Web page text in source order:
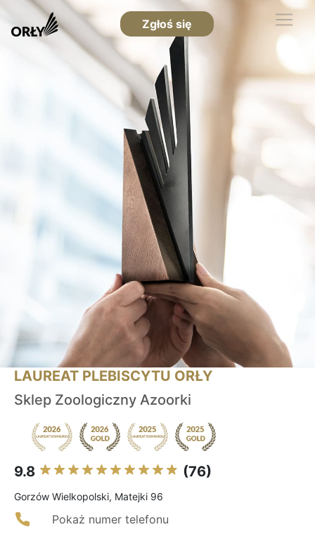
Zgłoś się
LAUREAT PLEBISCYTU ORŁY
Sklep Zoologiczny Azoorki
9.8 (76)
Gorzów Wielkopolski, Matejki 96
Pokaż numer telefonu